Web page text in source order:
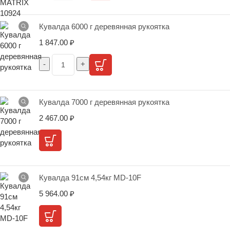
Кувалда 6000 г деревянная рукоятка
1 847.00 ₽
Кувалда 7000 г деревянная рукоятка
2 467.00 ₽
Кувалда 91см 4,54кг MD-10F
5 964.00 ₽